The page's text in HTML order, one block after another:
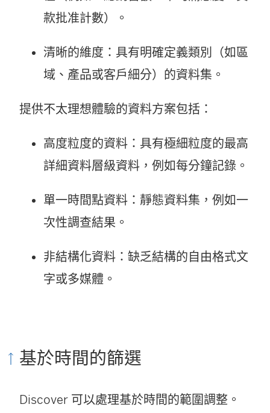
款批准計數）。
清晰的維度：具有明確定義類別（如區
域、產品或客戶細分）的資料集。
提供不太理想體驗的資料方案包括：
高度粒度的資料：具有極細粒度的最高
詳細資料層級資料，例如每分鐘記錄。
單一時間點資料：靜態資料集，例如一
次性調查結果。
非結構化資料：缺乏結構的自由格式文
字或多媒體。
基於時間的篩選
Discover 可以處理基於時間的範圍調整。